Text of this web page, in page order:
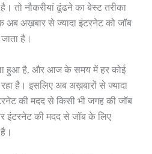
तो नौकरीयां ढूंढने का बेस्ट तरीका
अब अख़बार से ज्यादा इंटरनेट को जॉब
है।
हुआ है, और आज के समय में हर कोई
है। इसलिए अब अख़बारों से ज्यादा
की मदद से किसी भी जगह की जॉब
इंटरनेट की मदद से जॉब के लिए